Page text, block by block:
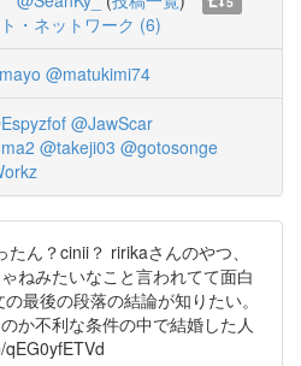
・ネットワーク (6)
@matukimi74
@JawScar
@takeji03 @gotosonge
ん？cinii？ ririkaさんのやつ、
ねみたいなこと言われてて面白
最後の段落の結論が知りたい。
か不利な条件の中で結婚した人